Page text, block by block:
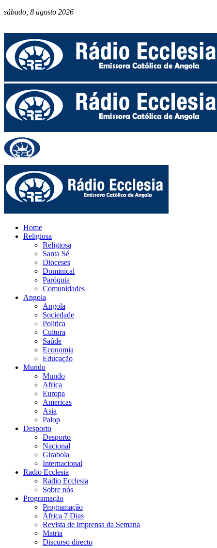
sábado, 8 agosto 2026
Home
Religiosa
Religiosa
Santa Sé
Dioceses
Dominical
Paróquia
Comunidades
Angola
Angola
Sociedade
Politica
Cultura
Saúde
Economia
Educação
Mundo
Mundo
Africa
Europa
Americas
Asia
Palop
Desporto
Desporto
Nacional
Girabola
Internacional
Radio Ecclesia
Radio Ecclesia
Sobre nós
Programação
Programação
África 7 Dias
Revista de Imprensa da Semana
Matria
Discurso directo